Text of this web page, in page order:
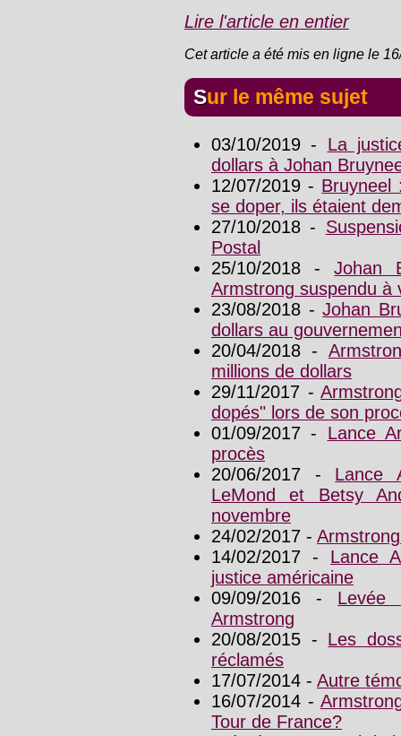
Lire l'article en entier
Cet article a été mis en ligne le
Sur le même sujet
03/10/2019 - La
dollars à Johan
12/07/2019 - Bruyneel
se doper, ils étaient
27/10/2018 -
Postal
25/10/2018 -Johan
Armstrong suspendu à
23/08/2018 -Johan
dollars au
20/04/2018 -
millions de dollars
29/11/2017 -
dopés" lors de son
01/09/2017 - Lance
procès
20/06/2017 - Lance
LeMond et Betsy
novembre
24/02/2017 -
14/02/2017 - Lance
justice américaine
09/09/2016 - Levée
Armstrong
20/08/2015 - Les
réclamés
17/07/2014 - Autre
16/07/2014 -
Tour de France?